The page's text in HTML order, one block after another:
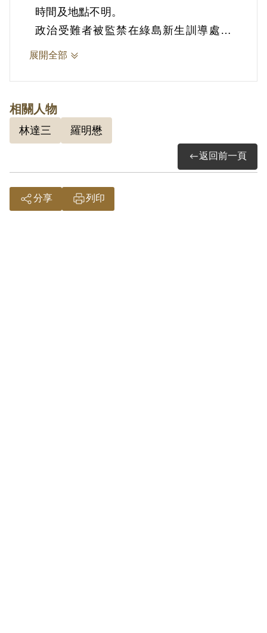
時間及地點不明。
政治受難者被監禁在綠島新生訓導處時
期，有別於先前被關押審訊單位或看守所
上害怕同押房會有人打小報告，因而政治
受難者之間不會有過多深刻的交流，但在
新生訓導處的「難友」之間因共同生活、
勞動而進行較多的交流，且在確定刑期
後，多數政治受難者選擇不浪費青春時
能，在艱困的監禁生活中建立起「革命情
感」。
展開全部
相關人物
林達三 羅明懋
返回前一頁
分享 列印